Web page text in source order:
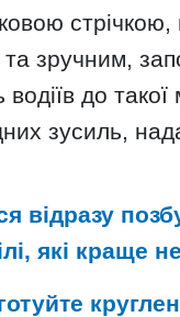
стрічкою,
зручним,
до такої
зусиль,
відразу
які краще